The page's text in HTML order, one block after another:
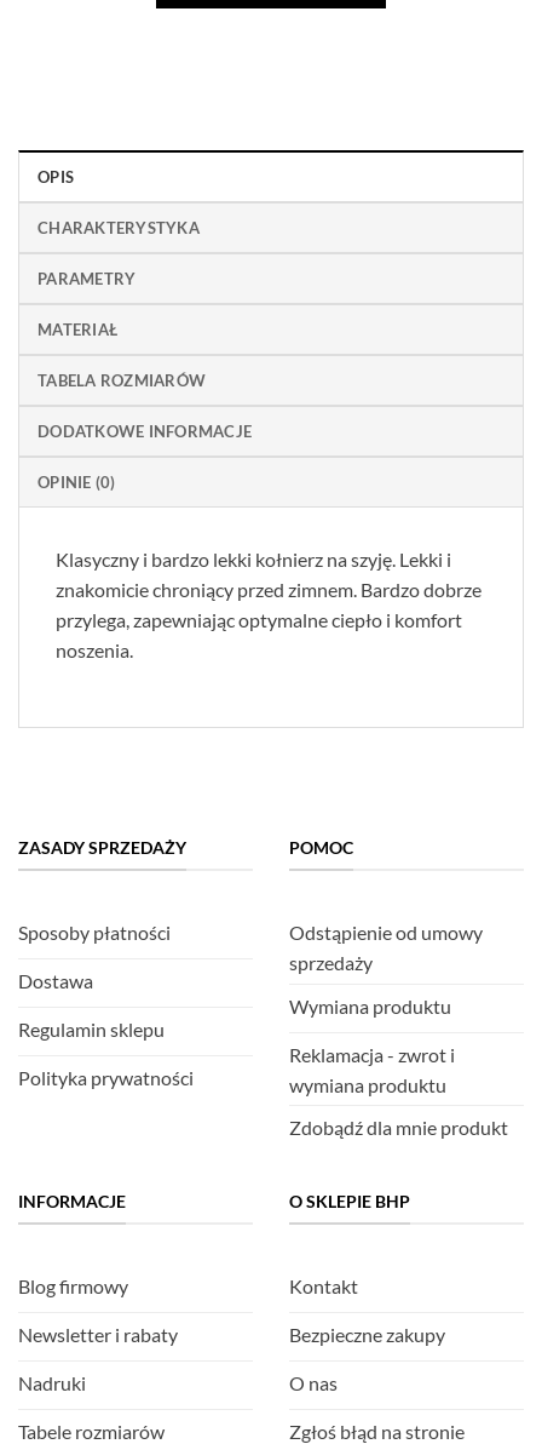
OPIS
CHARAKTERYSTYKA
PARAMETRY
MATERIAŁ
TABELA ROZMIARÓW
DODATKOWE INFORMACJE
OPINIE (0)
Klasyczny i bardzo lekki kołnierz na szyję. Lekki i
znakomicie chroniący przed zimnem. Bardzo dobrze
przylega, zapewniając optymalne ciepło i komfort
noszenia.
ZASADY SPRZEDAŻY
Sposoby płatności
Dostawa
Regulamin sklepu
Polityka prywatności
POMOC
Odstąpienie od umowy
sprzedaży
Wymiana produktu
Reklamacja - zwrot i
wymiana produktu
Zdobądź dla mnie produkt
INFORMACJE
Blog firmowy
Newsletter i rabaty
Nadruki
Tabele rozmiarów
O SKLEPIE BHP
Kontakt
Bezpieczne zakupy
O nas
Zgłoś błąd na stronie